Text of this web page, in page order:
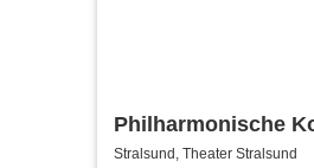
Philharmonische
Theater
Stralsund, Theater Stralsund